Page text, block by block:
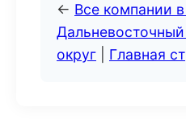
← Все компании
округ
Главная